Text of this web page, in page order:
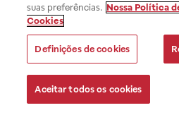
suas preferências. Nossa Política
Cookies
Definições de cookies
Aceitar todos os cookies